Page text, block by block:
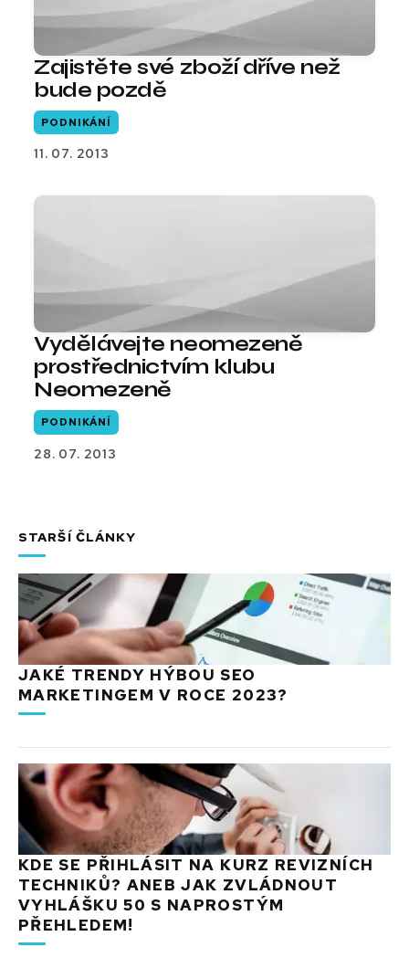
Zajistěte své zboží dříve než
bude pozdě
PODNIKÁNÍ
11. 07. 2013
Vydělávejte neomezeně
prostřednictvím klubu
Neomezeně
PODNIKÁNÍ
28. 07. 2013
STARŠÍ ČLÁNKY
JAKÉ TRENDY HÝBOU SEO
MARKETINGEM V ROCE 2023?
KDE SE PŘIHLÁSIT NA KURZ REVIZNÍCH
TECHNIKŮ? ANEB JAK ZVLÁDNOUT
VYHLÁŠKU 50 S NAPROSTÝM
PŘEHLEDEM!